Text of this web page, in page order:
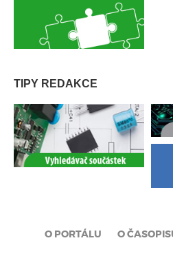
TIPY REDAKCE
O PORTÁLU O